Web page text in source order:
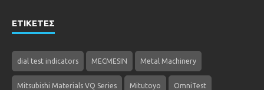
ΕΤΙΚΕΤΕΣ
dial test indicators MECMESIN Metal Machinery
Mitsubishi Materials VQ Series Mitutoyo OmniTest